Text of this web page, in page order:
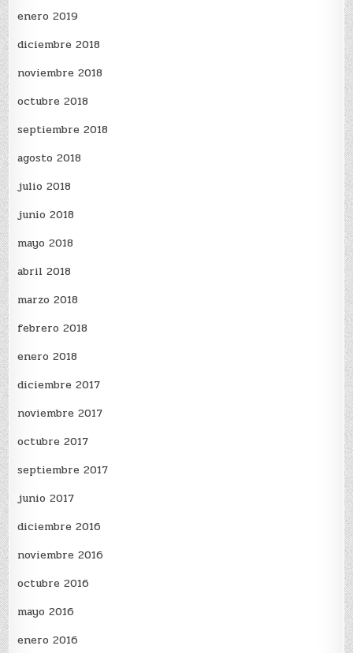
enero 2019
diciembre 2018
noviembre 2018
octubre 2018
septiembre 2018
agosto 2018
julio 2018
junio 2018
mayo 2018
abril 2018
marzo 2018
febrero 2018
enero 2018
diciembre 2017
noviembre 2017
octubre 2017
septiembre 2017
junio 2017
diciembre 2016
noviembre 2016
octubre 2016
mayo 2016
enero 2016